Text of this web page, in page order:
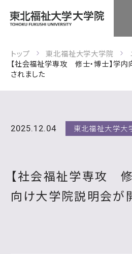
トップ 東北福祉大学大学院
【社会福祉学専攻 修士・博士】学
されました
2025.12.04 東北福祉大学大
【社会福祉学専攻 修
向け大学院説明会が